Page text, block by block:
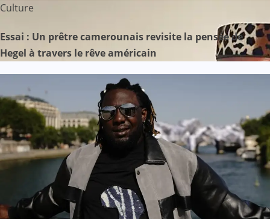
Culture
Essai : Un prêtre camerounais revisite la pensée de
Hegel à travers le rêve américain